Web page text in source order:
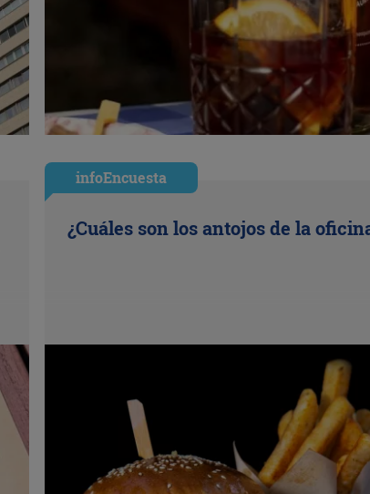
infoEncuesta
¿Cuáles son los antojos de la